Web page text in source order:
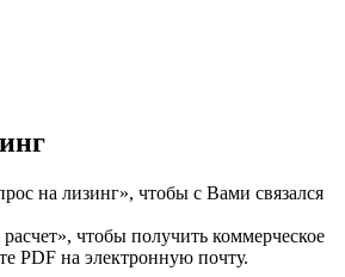
на лизинг», чтобы с Вами связался
чтобы получить коммерческое
PDF на электронную почту.